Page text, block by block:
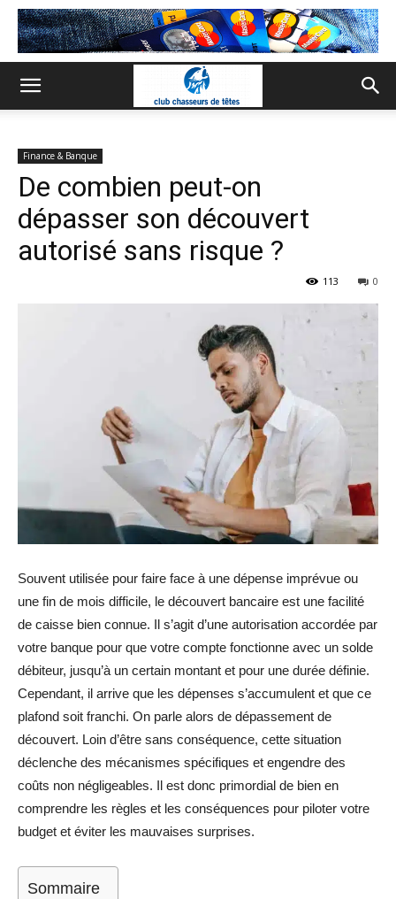
Finance & Banque
De combien peut-on
dépasser son découvert
autorisé sans risque ?
0
113
Souvent utilisée pour faire face à une dépense imprévue ou
une fin de mois difficile, le découvert bancaire est une facilité
de caisse bien connue. Il s’agit d’une autorisation accordée par
votre banque pour que votre compte fonctionne avec un solde
débiteur, jusqu’à un certain montant et pour une durée définie.
Cependant, il arrive que les dépenses s’accumulent et que ce
plafond soit franchi. On parle alors de dépassement de
découvert. Loin d’être sans conséquence, cette situation
déclenche des mécanismes spécifiques et engendre des
coûts non négligeables. Il est donc primordial de bien en
comprendre les règles et les conséquences pour piloter votre
budget et éviter les mauvaises surprises.
Sommaire